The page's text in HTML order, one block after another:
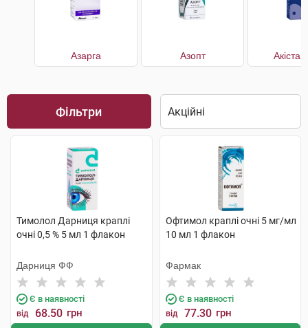
Азарга Азопт
Фільтри
Тимолол Дарниця краплі
очні 0,5 % 5 мл 1 флакон
Дарниця ФФ
Є в наявності
від 68.50 грн
Офтимол краплі очні 5 мг/мл
10 мл 1 флакон
Фармак
Є в наявності
від 77.30 грн